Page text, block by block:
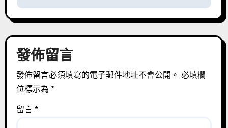
覽
發佈留言
發佈留言必須填寫的電子郵件地址不會公開。 必填欄
位標示為 *
留言 *